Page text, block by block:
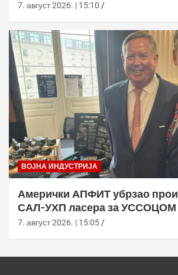
7. август 2026. | 15:10
ВОЈНА ИНДУСТРИЈА
Амерички АПФИТ убрзао
САЛ-УХП ласера за УССОЦОМ
7. август 2026. | 15:05